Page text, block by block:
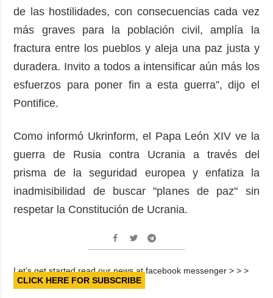
de las hostilidades, con consecuencias cada vez
más graves para la población civil, amplía la
fractura entre los pueblos y aleja una paz justa y
duradera. Invito a todos a intensificar aún más los
esfuerzos para poner fin a esta guerra”, dijo el
Pontifice.
Como informó Ukrinform, el Papa León XIV ve la
guerra de Rusia contra Ucrania a través del
prisma de la seguridad europea y enfatiza la
inadmisibilidad de buscar "planes de paz" sin
respetar la Constitución de Ucrania.
Let’s get started read our news at facebook messenger > > >
CLICK HERE FOR SUBSCRIBE